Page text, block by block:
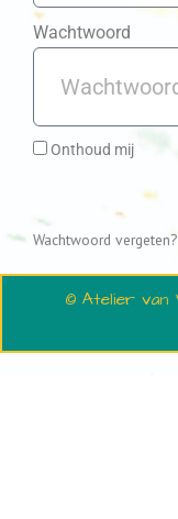
Wachtwoord
Onthoud mij
Wachtwoord vergeten?
© Atelier van